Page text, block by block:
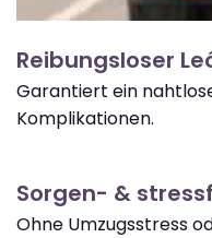
Reibungsloser
Garantiert ein
Komplikationen.
Sorgen- &
Ohne Umzugsstress